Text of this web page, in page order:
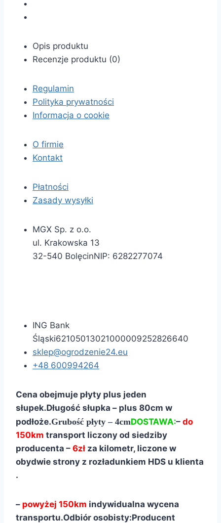
Opis produktu
Recenzje produktu (0)
Regulamin
Polityka prywatności
Informacja o cookie
O firmie
Kontakt
Płatności
Zasady wysyłki
MGX Sp. z o.o.
ul. Krakowska 13
32-540 BolęcinNIP: 6282277074
ING Bank
Śląski62105013021000009252826640
sklep@ogrodzenie24.eu
+48 600994264
Cena obejmuje płyty plus jeden
słupek.Długość słupka – plus 80cm w
podłoże.Grubość płyty – 4cmDOSTAWA:– do
150km transport liczony od siedziby
producenta – 6zł za kilometr, liczone w
obydwie strony z rozładunkiem HDS u klienta
.
– powyżej 150km indywidualna wycena
transportu.Odbiór osobisty:Producent